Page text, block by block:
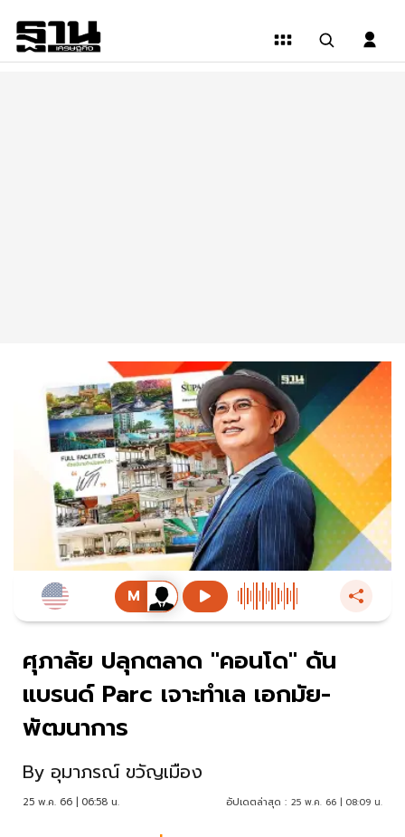
ศุภาลัย ปลุกตลาด "คอนโด" ดัน
แบรนด์ Parc เจาะทำเล เอกมัย-
พัฒนาการ
By อุมาภรณ์ ขวัญเมือง
25 พ.ค. 66 | 06:58 น. อัปเดตล่าสุด : 25 พ.ค. 66 | 08:09 น.